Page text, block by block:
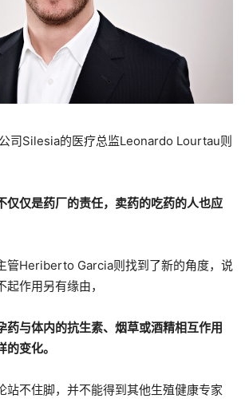
司Silesia的医疗总监Leonardo Lourtau则
仅仅是药厂的责任，卖药的吃药的人也应
管Heriberto Garcia则找到了新的角度，说
作用另有缘由，
药与体内的抗生素、烟草或酒精相互作用
变化。
站不住脚，并不能得到其他生殖健康专家